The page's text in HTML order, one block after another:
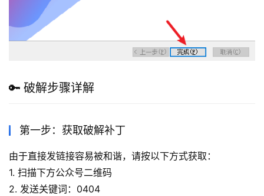
🔑 破解步骤详解
第一步：获取破解补丁
由于直接发链接容易被和谐，请按以下方式获取：
1. 扫描下方公众号二维码
2. 发送关键词：0404